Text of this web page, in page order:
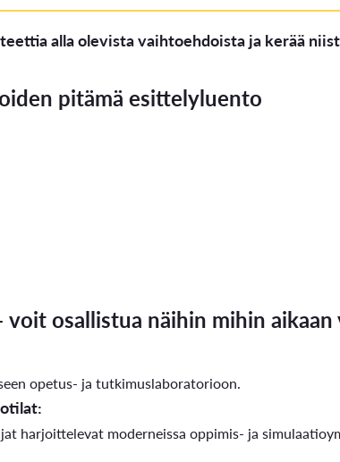
alla olevista vaihtoehdoista ja kerää
pitämä esittelyluento
osallistua näihin mihin aikaan
opetus- ja tutkimuslaboratorioon.
harjoittelevat moderneissa oppimis- ja